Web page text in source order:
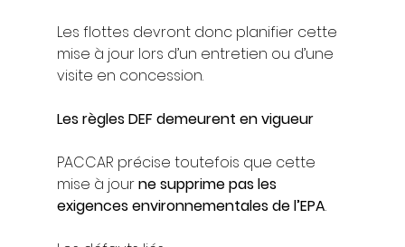
Les flottes devront donc planifier cette
mise à jour lors d’un entretien ou d’une
visite en concession.
Les règles DEF demeurent en vigueur
PACCAR précise toutefois que cette
mise à jour ne supprime pas les
exigences environnementales de l’EPA.